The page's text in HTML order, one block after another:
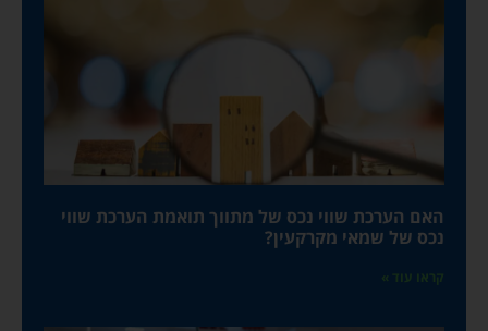
האם הערכת שווי נכס של מתווך תואמת הערכת שווי
נכס של שמאי מקרקעין?
קראו עוד »